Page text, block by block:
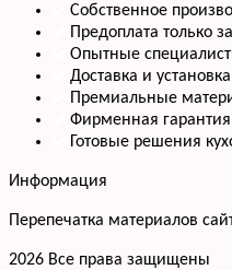
Собственное
Предоплата только
Опытные
Доставка и
Премиальные
Фирменная гарантия
Готовые решения
Информация
Перепечатка материалов
2026 Все права защищены